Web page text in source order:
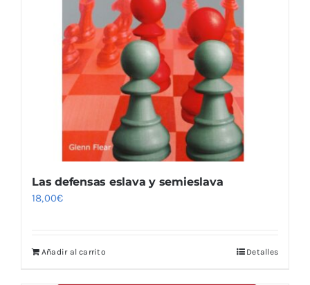
Las defensas eslava y semieslava
18,00€
Añadir al carrito Detalles